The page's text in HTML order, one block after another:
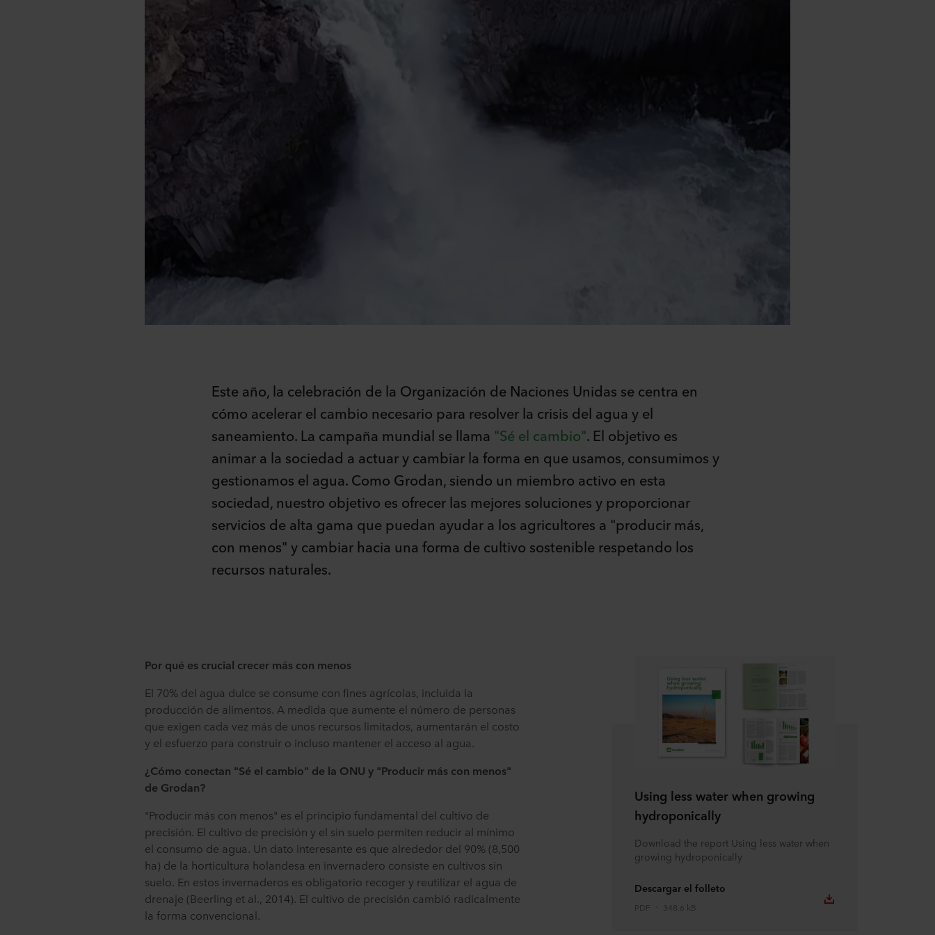
Este año, la celebración de la Organización de Naciones Unidas se centra en
cómo acelerar el cambio necesario para resolver la crisis del agua y el
saneamiento. La campaña mundial se llama "Sé el cambio". El objetivo es
animar a la sociedad a actuar y cambiar la forma en que usamos, consumimos y
gestionamos el agua. Como Grodan, siendo un miembro activo en esta
sociedad, nuestro objetivo es ofrecer las mejores soluciones y proporcionar
servicios de alta gama que puedan ayudar a los agricultores a "producir más,
con menos" y cambiar hacia una forma de cultivo sostenible respetando los
recursos naturales.
Por qué es crucial crecer más con menos
El 70% del agua dulce se consume con fines agrícolas, incluida la
producción de alimentos. A medida que aumente el número de personas
que exigen cada vez más de unos recursos limitados, aumentarán el costo
y el esfuerzo para construir o incluso mantener el acceso al agua.
¿Cómo conectan "Sé el cambio" de la ONU y "Producir más con menos"
de Grodan?
"Producir más con menos" es el principio fundamental del cultivo de
precisión. El cultivo de precisión y el sin suelo permiten reducir al mínimo
el consumo de agua. Un dato interesante es que alrededor del 90% (8,500
ha) de la horticultura holandesa en invernadero consiste en cultivos sin
suelo. En estos invernaderos es obligatorio recoger y reutilizar el agua de
drenaje (Beerling et al., 2014). El cultivo de precisión cambió radicalmente
la forma convencional.
Using less water when growing
hydroponically
Download the report Using less water when
growing hydroponically
Descargar el folleto
PDF 348.6 kB